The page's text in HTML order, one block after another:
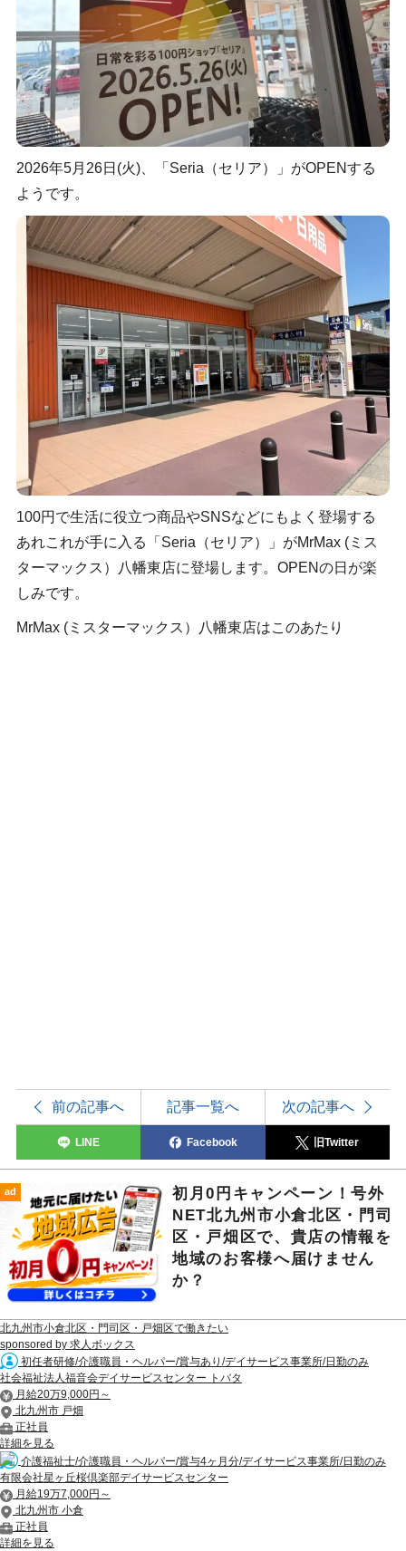
2026年5月26日(火)、「Seria（セリア）」がOPENする
ようです。
100円で生活に役立つ商品やSNSなどにもよく登場する
あれこれが手に入る「Seria（セリア）」がMrMax (ミス
ターマックス）八幡東店に登場します。OPENの日が楽
しみです。
MrMax (ミスターマックス）八幡東店はこのあたり
前の記事へ 記事一覧へ 次の記事へ
LINE Facebook 旧Twitter
ad
初月0円キャンペーン！号外
NET北九州市小倉北区・門司
区・戸畑区で、貴店の情報を
地域のお客様へ届けません
か？
北九州市小倉北区・門司区・戸畑区で働きたい
sponsored by 求人ボックス
初任者研修/介護職員・ヘルパー/賞与あり/デイサービス事業所/日勤のみ
社会福祉法人福音会デイサービスセンター トバタ
月給20万9,000円～
北九州市 戸畑
正社員
詳細を見る
介護福祉士/介護職員・ヘルパー/賞与4ヶ月分/デイサービス事業所/日勤のみ
有限会社星ヶ丘桜倶楽部デイサービスセンター
月給19万7,000円～
北九州市 小倉
正社員
詳細を見る